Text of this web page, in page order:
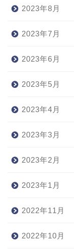
2023年8月
2023年7月
2023年6月
2023年5月
2023年4月
2023年3月
2023年2月
2023年1月
2022年11月
2022年10月